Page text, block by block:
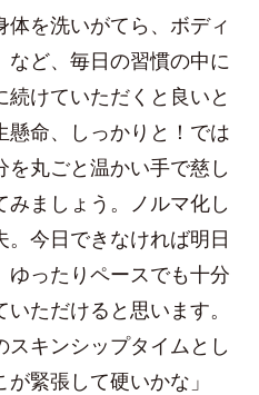
体を洗いがてら、ボディ
など、毎日の習慣の中に
続けていただくと良いと
懸命、しっかりと！では
を丸ごと温かい手で慈し
みましょう。ノルマ化し
。今日できなければ明日
ゆったりペースでも十分
ただけると思います。
スキンシップタイムとし
緊張して硬いかな」